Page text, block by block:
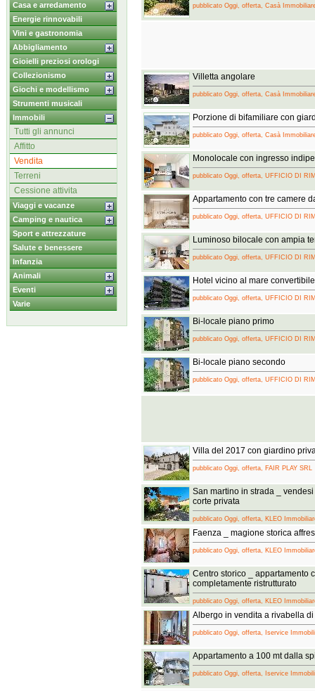
Casa e arredamento
Energie rinnovabili
Vini e gastronomia
Abbigliamento
Gioielli preziosi orologi
Collezionismo
Giochi e modellismo
Strumenti musicali
Immobili
Tutti gli annunci
Affitto
Vendita
Terreni
Cessione attivita
Viaggi e vacanze
Camping e nautica
Sport e attrezzature
Salute e benessere
Infanzia
Animali
Eventi
Varie
pubblicato Oggi, offerta, Casà
Villetta angolare
pubblicato Oggi, offerta, Casà
Porzione di bifamiliare con
pubblicato Oggi, offerta, Casà
Monolocale con ingresso
pubblicato Oggi, offerta, UFFICIO DI
Appartamento con tre camere
pubblicato Oggi, offerta, UFFICIO DI
Luminoso bilocale con ampia
pubblicato Oggi, offerta, UFFICIO DI
Hotel vicino al mare
pubblicato Oggi, offerta, UFFICIO DI
Bi-locale piano primo
pubblicato Oggi, offerta, UFFICIO DI
Bi-locale piano secondo
pubblicato Oggi, offerta, UFFICIO DI
Villa del 2017 con giardino
pubblicato Oggi, offerta, FAIR PLAY SRL
San martino in strada _
corte privata
pubblicato Oggi, offerta, KLEO
Faenza _ magione storica
pubblicato Oggi, offerta, KLEO
Centro storico _ appartamento
completamente ristrutturato
pubblicato Oggi, offerta, KLEO
Albergo in vendita a rivabella
pubblicato Oggi, offerta, Iservice
Appartamento a 100 mt dalla
pubblicato Oggi, offerta, Iservice